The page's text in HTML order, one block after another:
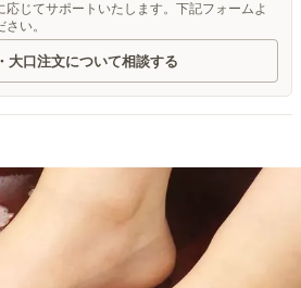
応じてサポートいたします。下記フォームよ
い。
大口注文について相談する